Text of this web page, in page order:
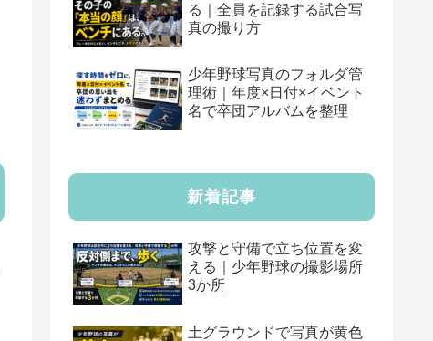
る｜全員を記録する試合写
真の撮り方
少年野球写真のフォルダ管
理術｜年度×日付×イベント
名で卒団アルバムを整理
新着記事
攻撃と守備で立ち位置を変
える｜少年野球の撮影場所
3か所
土グラウンドで写真が黄色